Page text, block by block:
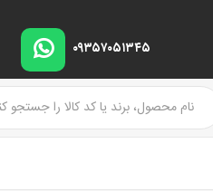
۰۹۳۵۷۰۵۱۳۴۵